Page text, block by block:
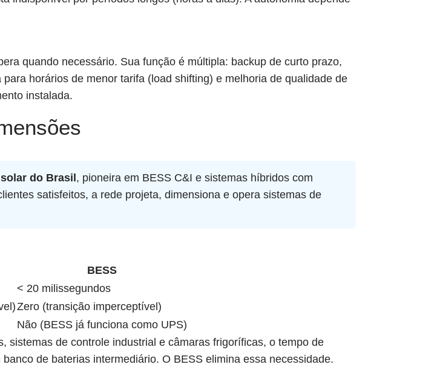
quando necessário. Sua função é múltipla: backup de curto prazo,
horários de menor tarifa (load shifting) e melhoria de qualidade de
instalada.
do Brasil, pioneira em BESS C&I e sistemas híbridos com
satisfeitos, a rede projeta, dimensiona e opera sistemas de
BESS
< 20 milissegundos
Zero (transição imperceptível)
Não (BESS já funciona como UPS)
sistemas de controle industrial e câmaras frigoríficas, o tempo de
de baterias intermediário. O BESS elimina essa necessidade.